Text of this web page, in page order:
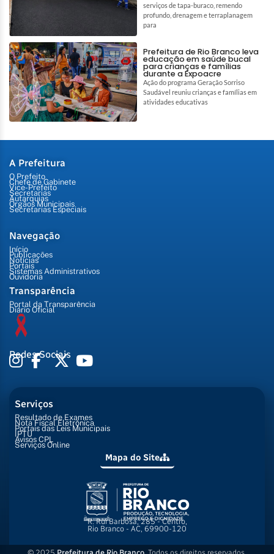
serviços de tapa-buraco, remendo
profundo, drenagem e terraplanagem
para
Prefeitura de Rio Branco leva
educação em saúde bucal
para crianças e famílias
durante a Expoacre
Ação do programa Geração Sorriso
Saudável reuniu crianças e famílias em
atividades educativas
A Prefeitura
O Prefeito
Chefe de Gabinete
Vice-Prefeito
Secretarias
Autarquias
Órgãos Municipais
Secretarias Especiais
Navegação
Início
Publicações
Notícias
Portais
Sistemas Administrativos
Ouvidoria
Transparência
Portal da Transparência
Diário Oficial
Redes Sociais
Serviços
Resultado de Exames
Nota Fiscal Eletrônica
Portais das Leis Municipais
IPTU
Avisos CPL
Serviços Online
Mapa do Site
R. Rui Barbosa, 285 - Centro,
Rio Branco - AC, 69900-120